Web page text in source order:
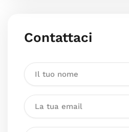
Contattaci